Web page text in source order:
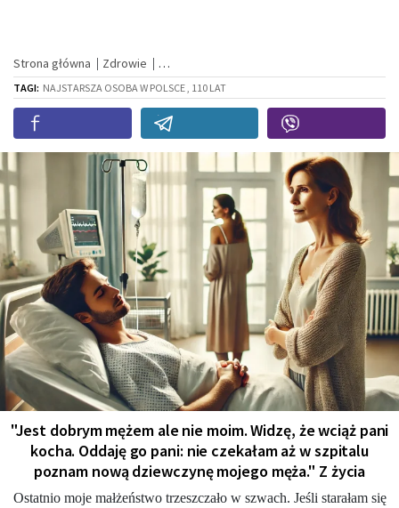
Strona główna Zdrowie
TAGI: NAJSTARSZA OSOBA W POLSCE , 110 LAT
"Jest dobrym mężem ale nie moim. Widzę, że wciąż pani
kocha. Oddaję go pani: nie czekałam aż w szpitalu
poznam nową dziewczynę mojego męża." Z życia
Ostatnio moje małżeństwo trzeszczało w szwach. Jeśli starałam się